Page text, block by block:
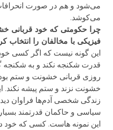
می‌شود و هم در صورت
می‌کوشد.
چرا حکومتی که خود قربانی
فیزیکی با مخالفان را انتخاب
این گونه نیست که اگر کسی
قدرت شکنجه نکند و به شکنجه
روزی قربانی خشونت و ستم
خشونت نزند و ستم پیشه نکند.
زندگی شخصی آدم‌ها فراوان
سیاسی و حاکمان قدرتمند
این نمونه هاست. کسی که